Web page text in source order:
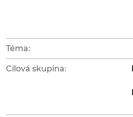
Téma:
Cílová skupina: